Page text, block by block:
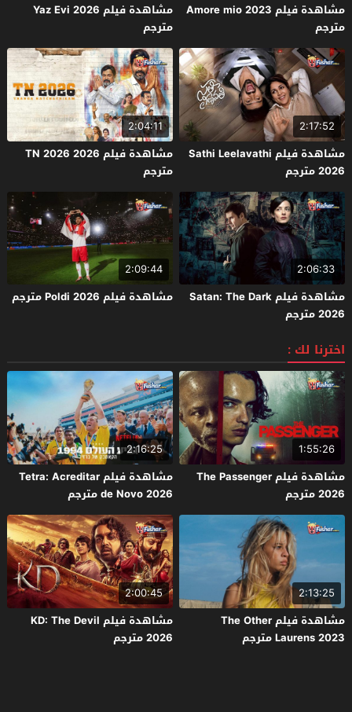
مشاهدة فيلم Amore mio 2023
مترجم
مشاهدة فيلم Yaz Evi 2026
مترجم
2:17:52
مشاهدة فيلم Sathi Leelavathi
2026 مترجم
2:04:11
مشاهدة فيلم TN 2026 2026
مترجم
2:06:33
مشاهدة فيلم Satan: The Dark
2026 مترجم
2:09:44
مشاهدة فيلم Poldi 2026 مترجم
اخترنا لك :
1:55:26
مشاهدة فيلم The Passenger
2026 مترجم
2:16:25
مشاهدة فيلم Tetra: Acreditar
de Novo 2026 مترجم
2:13:25
مشاهدة فيلم The Other
Laurens 2023 مترجم
2:00:45
مشاهدة فيلم KD: The Devil
2026 مترجم